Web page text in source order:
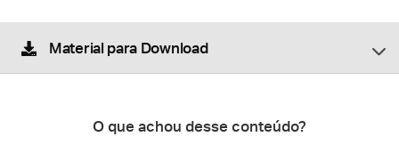
Material para Download
O que achou desse conteúdo?